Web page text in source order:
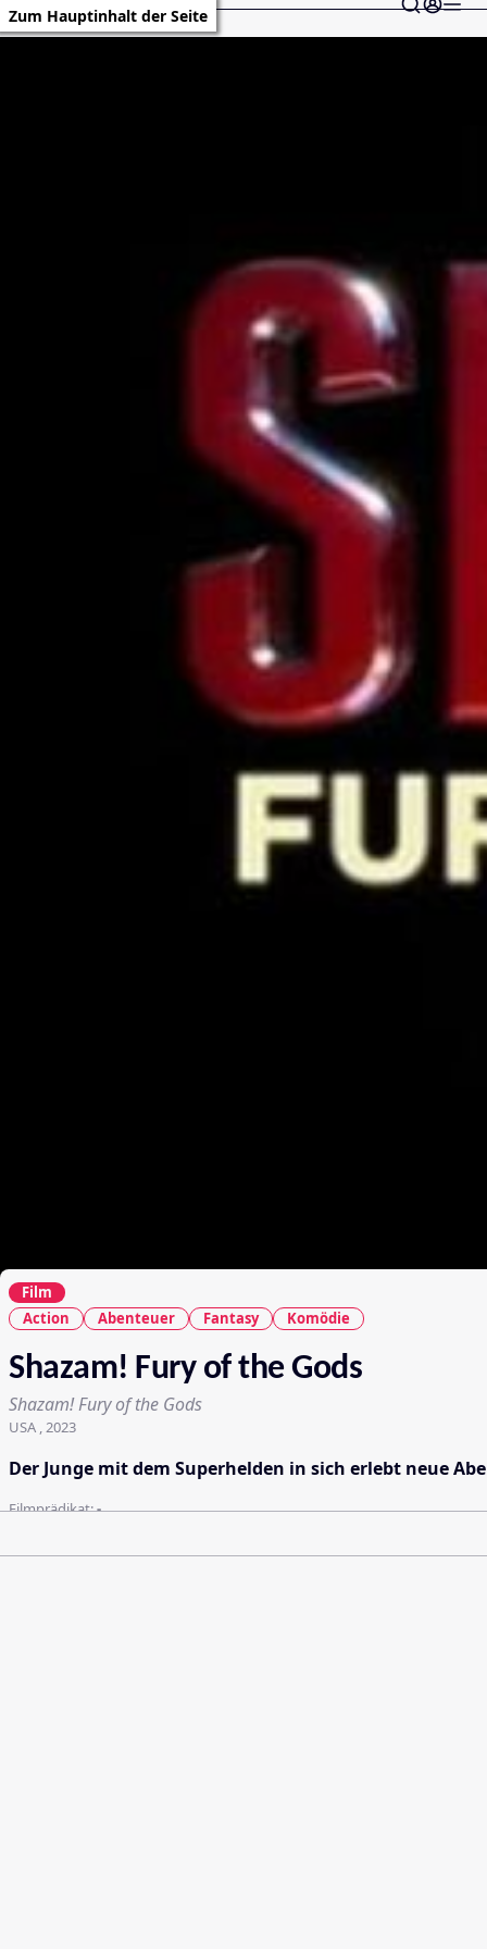
Zum Hauptinhalt der Seite
Film
Action
Abenteuer Fantasy Komödie
Shazam! Fury of the Gods
Shazam! Fury of the Gods
USA , 2023
Der Junge mit dem Superhelden in sich erlebt neue
Filmprädikat:-